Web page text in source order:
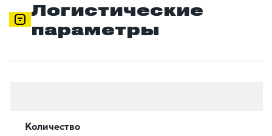
Логистические
параметры
Количество